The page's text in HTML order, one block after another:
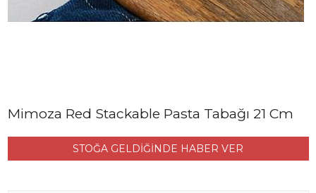
Mimoza Red Stackable Pasta Tabağı 21 Cm
STOĞA GELDİĞİNDE HABER VER